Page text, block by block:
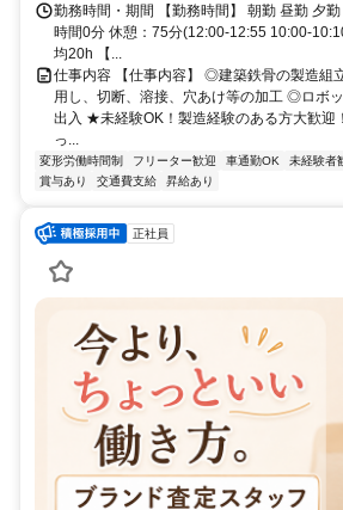
勤務時間・期間 【勤務時間】 朝勤 昼勤 夕
時間0分 休憩：75分(12:00-12:55 10:00-
均20h 【...
仕事内容 【仕事内容】 ◎建築鉄骨の製造組
用し、切断、溶接、穴あけ等の加工 ◎ロボ
出入 ★未経験OK！製造経験のある方大歓迎
っ...
変形労働時間制 フリーター歓迎 車通勤OK 未経験者
賞与あり
交通費支給 昇給あり
正社員